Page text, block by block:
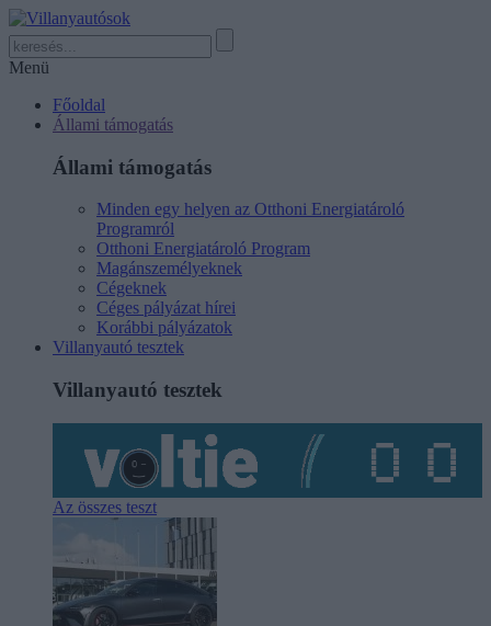
Menü
Főoldal
Állami támogatás
Állami támogatás
Minden egy helyen az Otthoni Energiatároló
Programról
Otthoni Energiatároló Program
Magánszemélyeknek
Cégeknek
Céges pályázat hírei
Korábbi pályázatok
Villanyautó tesztek
Villanyautó tesztek
Az összes teszt